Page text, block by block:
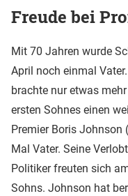
Freude bei
Mit 70 Jahren wurde
April noch einmal
brachte nur etwas
ersten Sohnes einen
Premier Boris Johnson
Mal Vater. Seine
Politiker freuten sich
Sohns. Johnson hat